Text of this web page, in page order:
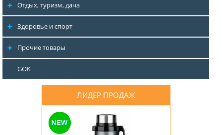
Отдых, туризм, дача
Здоровье и спорт
Прочие товары
GOK
ЛИДЕР ПРОДАЖ